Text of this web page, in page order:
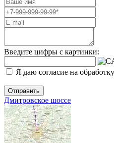
Введите цифры с картинки:
Я даю согласие на
Отправить
Дмитровское шоссе